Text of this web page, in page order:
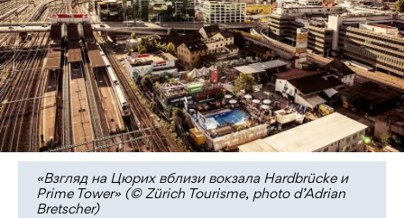
«Взгляд на Цюрих вблизи вокзала Hardbrücke и
Prime Tower» (© Zürich Tourisme, photo d’Adrian
Bretscher)